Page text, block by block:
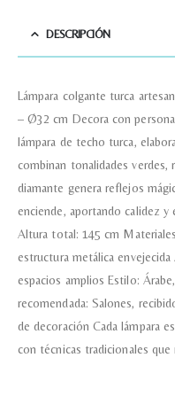
DESCRIPCIÓN
Lámpara colgante turca
– Ø32 cm Decora con
lámpara de techo turca,
combinan tonalidades verdes,
diamante genera reflejos
enciende, aportando calidez y
Altura total: 145 cm
estructura metálica
espacios amplios Estilo:
recomendada: Salones,
de decoración Cada lámpara
con técnicas tradicionales